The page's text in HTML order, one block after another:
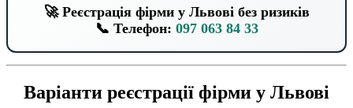
🚀 Реєстрація фірми у Львові без ризиків
📞 Телефон: 097 063 84 33
Варіанти реєстрації фірми у Львові